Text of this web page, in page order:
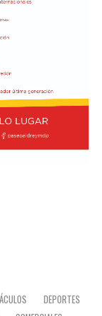
Keiko
país, en el
comitiva
la secretaria
DEPORTES